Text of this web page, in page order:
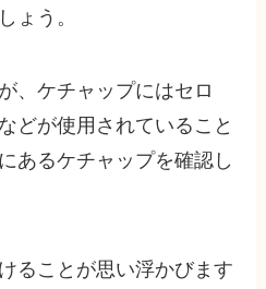
ょう。
、ケチャップにはセロ
どが使用されていること
あるケチャップを確認し
ることが思い浮かびます